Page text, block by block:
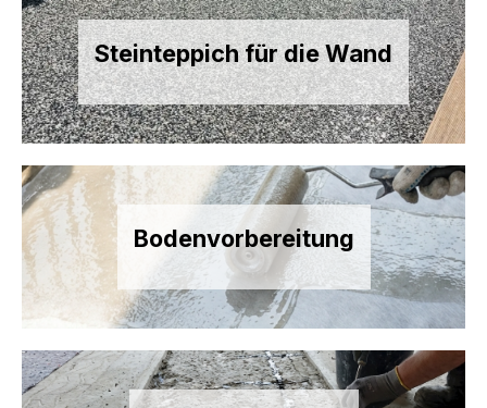
Steinteppich für die Wand
Bodenvorbereitung